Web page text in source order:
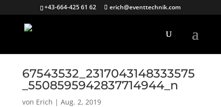
+43-664-425 61 62 erich@eventtechnik.com
67543532_2317043148333575
_5508595942837714944_n
von Erich | Aug. 2, 2019